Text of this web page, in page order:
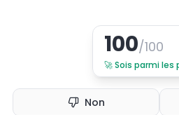
100/100
🚀Sois parmi les
Non